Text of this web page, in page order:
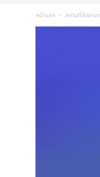
หน้าแรก สถานที่จัดงาน